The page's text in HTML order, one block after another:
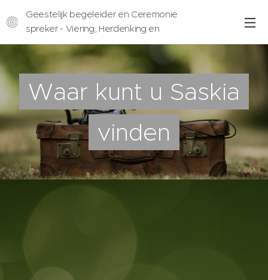
Geestelijk begeleider en Ceremonie
spreker - Viering, Herdenking en
Uitvaarten
Waar kunt u Saskia
vinden